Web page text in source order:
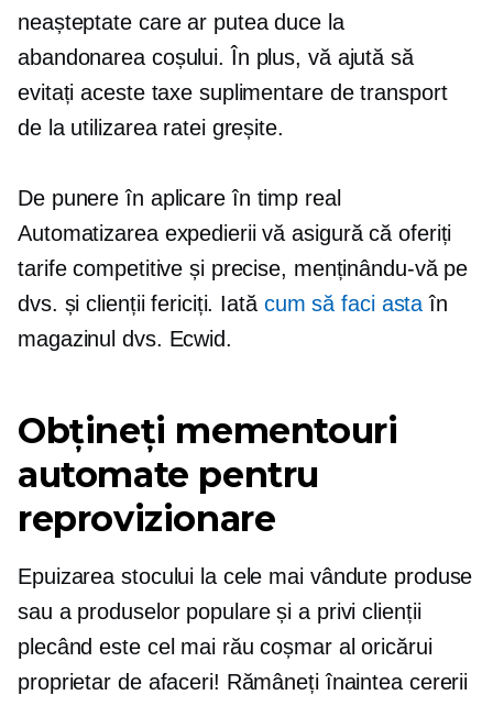
neașteptate care ar putea duce la
abandonarea coșului. În plus, vă ajută să
evitați aceste taxe suplimentare de transport
de la utilizarea ratei greșite.
De punere în aplicareîn timp real
Automatizarea expedierii vă asigură că oferiți
tarife competitive și precise, menținându-vă pe
dvs. și clienții fericiți. Iată cum să faci asta în
magazinul dvs. Ecwid.
Obțineți mementouri
automate pentru
reprovizionare
Epuizarea stocului la cele mai vândute produse
sau a produselor populare și a privi clienții
plecând este cel mai rău coșmar al oricărui
proprietar de afaceri! Rămâneți înaintea cererii